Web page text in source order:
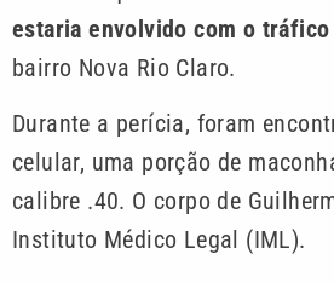
estaria envolvido com o
bairro Nova Rio Claro.
Durante a perícia, foram
celular, uma porção de
calibre .40. O corpo de
Instituto Médico Legal (IML).